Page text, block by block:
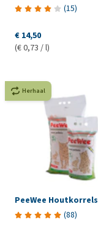
(15)
€ 14,50
(€ 0,73 / l)
Herhaal
PeeWee Houtkorrels
(88)